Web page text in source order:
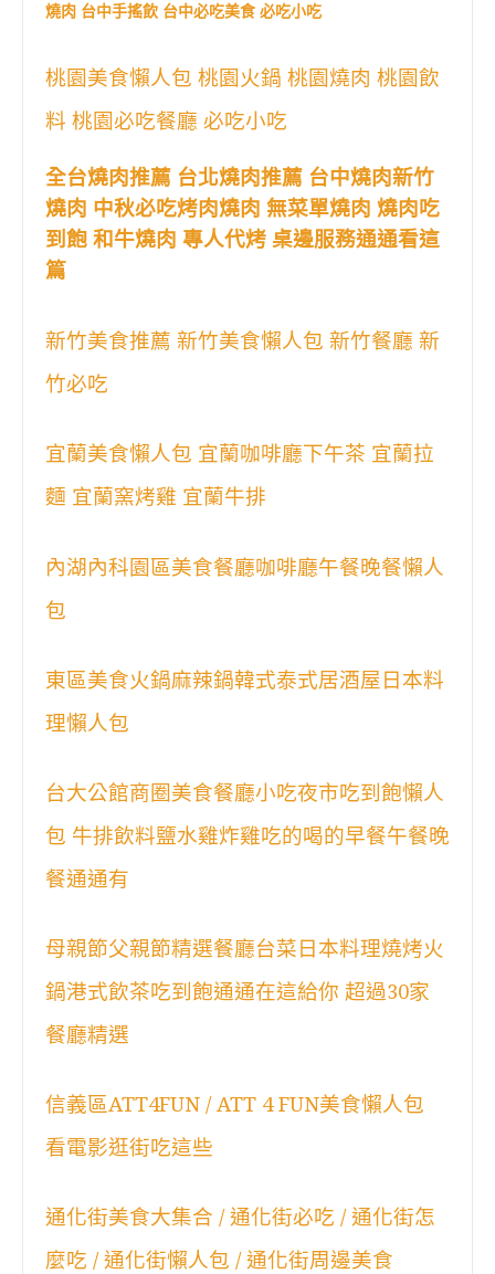
燒肉 台中手搖飲 台中必吃美食 必吃小吃
桃園美食懶人包 桃園火鍋 桃園燒肉 桃園飲
料 桃園必吃餐廳 必吃小吃
全台燒肉推薦 台北燒肉推薦 台中燒肉新竹
燒肉 中秋必吃烤肉燒肉 無菜單燒肉 燒肉吃
到飽 和牛燒肉 專人代烤 桌邊服務通通看這
篇
新竹美食推薦 新竹美食懶人包 新竹餐廳 新
竹必吃
宜蘭美食懶人包 宜蘭咖啡廳下午茶 宜蘭拉
麵 宜蘭窯烤雞 宜蘭牛排
內湖內科園區美食餐廳咖啡廳午餐晚餐懶人
包
東區美食火鍋麻辣鍋韓式泰式居酒屋日本料
理懶人包
台大公館商圈美食餐廳小吃夜市吃到飽懶人
包 牛排飲料鹽水雞炸雞吃的喝的早餐午餐晚
餐通通有
母親節父親節精選餐廳台菜日本料理燒烤火
鍋港式飲茶吃到飽通通在這給你 超過30家
餐廳精選
信義區ATT4FUN / ATT 4 FUN美食懶人包
看電影逛街吃這些
通化街美食大集合 / 通化街必吃 / 通化街怎
麼吃 / 通化街懶人包 / 通化街周邊美食